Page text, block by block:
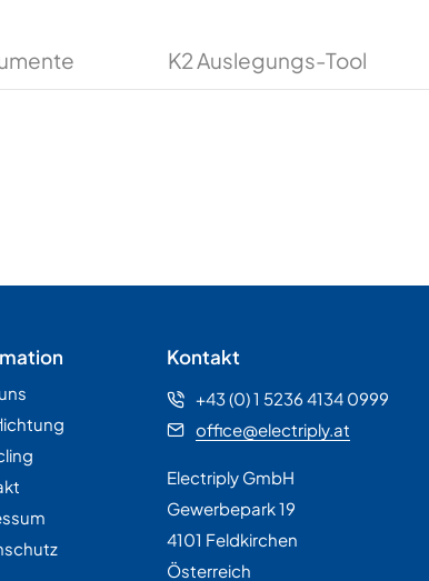
K2 Auslegungs-Tool
Kontakt
+43 (0) 1 5236 4134 0999
office@electriply.at
Electriply GmbH
Gewerbepark 19
4101 Feldkirchen
Österreich